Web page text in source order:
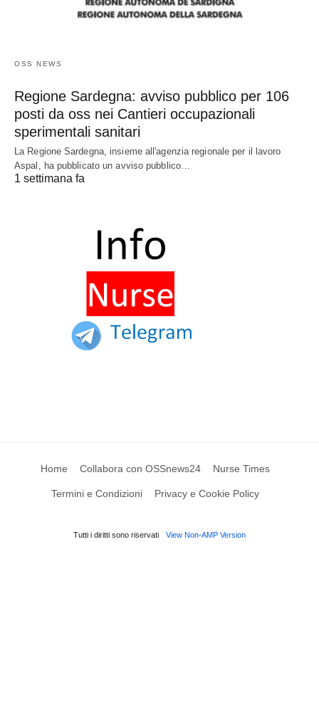
OSS NEWS
Regione Sardegna: avviso pubblico per 106
posti da oss nei Cantieri occupazionali
sperimentali sanitari
La Regione Sardegna, insieme all'agenzia regionale per il lavoro
Aspal, ha pubblicato un avviso pubblico…
1 settimana fa
Home Collabora con OSSnews24 Nurse Times
Termini e Condizioni Privacy e Cookie Policy
Tutti i diritti sono riservati View Non-AMP Version